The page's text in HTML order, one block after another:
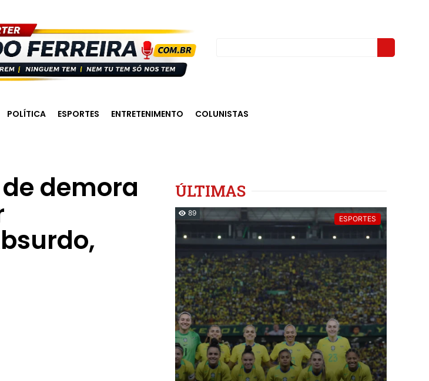
POLÍTICA ESPORTES ENTRETENIMENTO COLUNISTAS
demora ÚLTIMAS
89
ESPORTES